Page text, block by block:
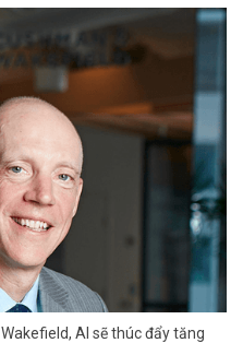
AI sẽ thúc đẩy tăng